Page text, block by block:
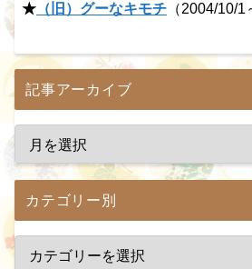
★ （旧）グーなキモチ （2004/10/
記事アーカイブ
カテゴリー別